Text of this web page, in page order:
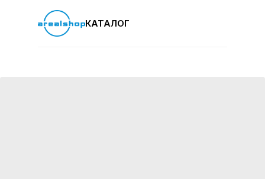
КАТАЛОГ